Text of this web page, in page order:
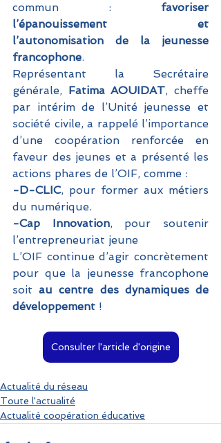
commun : favoriser
l’épanouissement et
l’autonomisation de la jeunesse
francophone.
Représentant la Secrétaire
générale, Fatima AOUIDAT, cheffe
par intérim de l’Unité jeunesse et
société civile, a rappelé l’importance
d’une coopération renforcée en
faveur des jeunes et a présenté les
actions phares de l’OIF, comme :
-D-CLIC, pour former aux métiers
du numérique.
-Cap Innovation, pour soutenir
l’entrepreneuriat jeune
L’OIF continue d’agir concrètement
pour que la jeunesse francophone
soit au centre des dynamiques de
développement !
Consulter l'article d'origine
Actualité du réseau
Toute l'actualité
Actualité coopération éducative